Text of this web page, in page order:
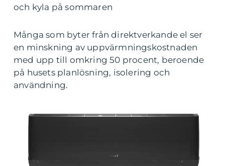
och kyla på sommaren
Många som byter från direktverkande el ser
en minskning av uppvärmningskostnaden
med upp till omkring 50 procent, beroende
på husets planlösning, isolering och
användning.